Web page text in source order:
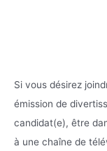
Si vous désirez
émission de
candidat(e), être
à une chaîne de